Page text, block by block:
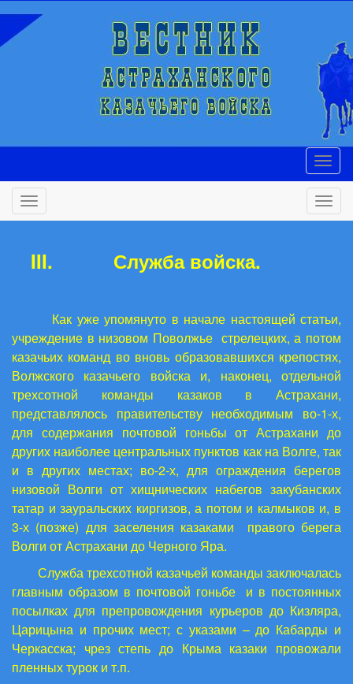
III. Служба войска.
Как уже упомянуто в начале настоящей статьи,
учреждение в низовом Поволжье стрелецких, а потом
казачьих команд во вновь образовавшихся крепостях,
Волжского казачьего войска и, наконец, отдельной
трехсотной команды казаков в Астрахани,
представлялось правительству необходимым во-1-х,
для содержания почтовой гоньбы от Астрахани до
других наиболее центральных пунктов как на Волге, так
и в других местах; во-2-х, для ограждения берегов
низовой Волги от хищнических набегов закубанских
татар и зауральских киргизов, а потом и калмыков и, в
3-х (позже) для заселения казаками правого берега
Волги от Астрахани до Черного Яра.
Служба трехсотной казачьей команды заключалась
главным образом в почтовой гоньбе и в постоянных
посылках для препровождения курьеров до Кизляра,
Царицына и прочих мест; с указами – до Кабарды и
Черкасска; чрез степь до Крыма казаки провожали
пленных турок и т.п.